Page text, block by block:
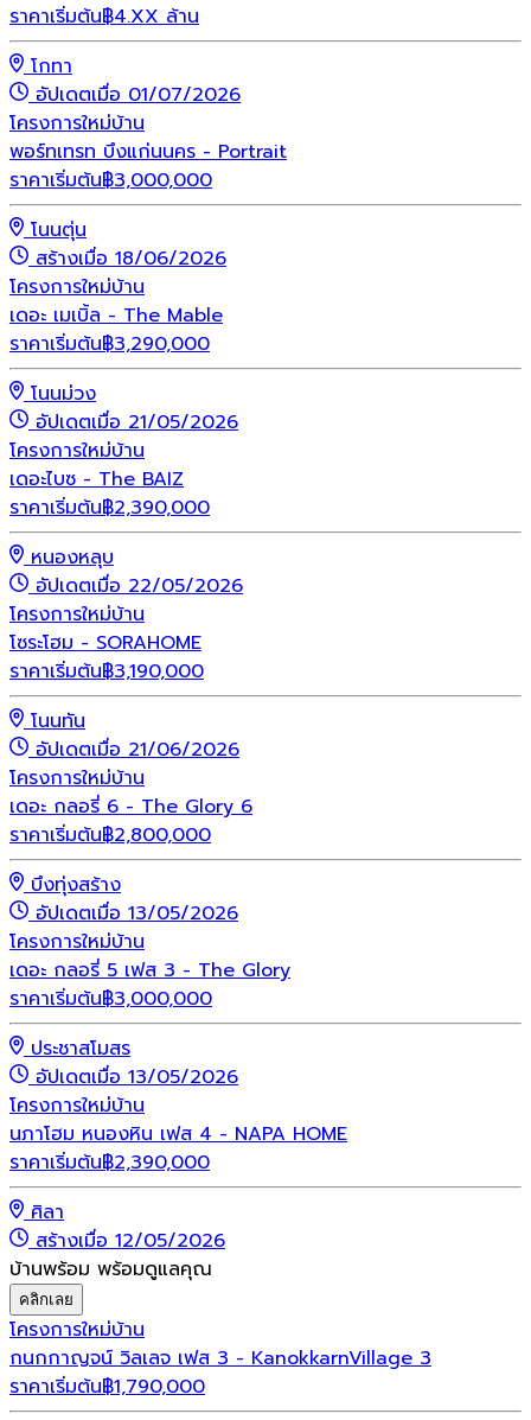
ราคาเริ่มต้น฿4.XX ล้าน
โกทา
อัปเดตเมื่อ 01/07/2026
โครงการใหม่บ้าน
พอร์ทเทรท บึงแก่นนคร - Portrait
ราคาเริ่มต้น฿3,000,000
โนนตุ่น
สร้างเมื่อ 18/06/2026
โครงการใหม่บ้าน
เดอะ เมเบิ้ล - The Mable
ราคาเริ่มต้น฿3,290,000
โนนม่วง
อัปเดตเมื่อ 21/05/2026
โครงการใหม่บ้าน
เดอะไบซ - The BAIZ
ราคาเริ่มต้น฿2,390,000
หนองหลุบ
อัปเดตเมื่อ 22/05/2026
โครงการใหม่บ้าน
โซระโฮม - SORAHOME
ราคาเริ่มต้น฿3,190,000
โนนทัน
อัปเดตเมื่อ 21/06/2026
โครงการใหม่บ้าน
เดอะ กลอรี่ 6 - The Glory 6
ราคาเริ่มต้น฿2,800,000
บึงทุ่งสร้าง
อัปเดตเมื่อ 13/05/2026
โครงการใหม่บ้าน
เดอะ กลอรี่ 5 เฟส 3 - The Glory
ราคาเริ่มต้น฿3,000,000
ประชาสโมสร
อัปเดตเมื่อ 13/05/2026
โครงการใหม่บ้าน
นภาโฮม หนองหิน เฟส 4 - NAPA HOME
ราคาเริ่มต้น฿2,390,000
ศิลา
สร้างเมื่อ 12/05/2026
บ้านพร้อม พร้อมดูแลคุณ
คลิกเลย
โครงการใหม่บ้าน
กนกกาญจน์ วิลเลจ เฟส 3 - KanokkarnVillage 3
ราคาเริ่มต้น฿1,790,000